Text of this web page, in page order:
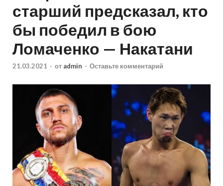
старший предсказал, кто
бы победил в бою
Ломаченко — Накатани
21.03.2021 - от admin - Оставьте комментарий